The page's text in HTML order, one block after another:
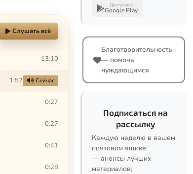
Слушать всё
13:10
1:52 Сейчас
0:27
0:27
0:41
0:28
Доступно в
Google Play
Благотворительность
— помочь
нуждающимся
Подписаться на
рассылку
Каждую неделю в вашем
почтовом ящике:
— анонсы лучших
материалов;